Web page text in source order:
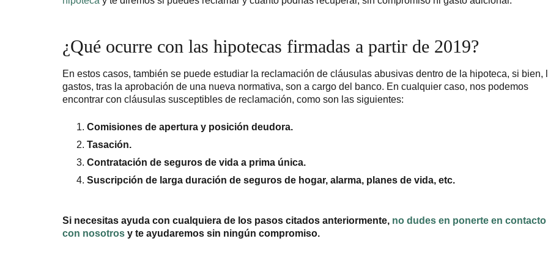
¿Qué ocurre con las hipotecas firmadas a partir de 2019?
En estos casos, también se puede estudiar la reclamación de cláusulas abusivas dentro de la hipoteca, si bien,
gastos, tras la aprobación de una nueva normativa, son a cargo del banco. En cualquier caso, nos podemos
encontrar con cláusulas susceptibles de reclamación, como son las siguientes:
Comisiones de apertura y posición deudora.
Tasación.
Contratación de seguros de vida a prima única.
Suscripción de larga duración de seguros de hogar, alarma, planes de vida, etc.
Si necesitas ayuda con cualquiera de los pasos citados anteriormente, no dudes en ponerte en contacto
con nosotros y te ayudaremos sin ningún compromiso.